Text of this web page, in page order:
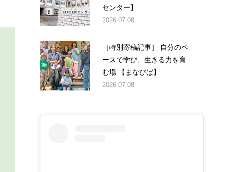
センター】
2026.07.08
［特別寄稿記事］ 自分のペ
ースで学び、生きる力を育
む場 【まなびば】
2026.07.08